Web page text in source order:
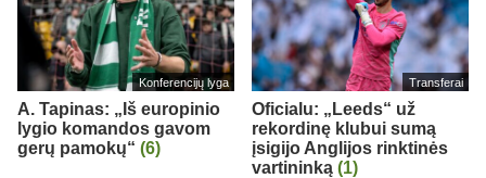
Konferencijų lyga
A. Tapinas: „Iš europinio
lygio komandos gavom
gerų pamokų“ (6)
Transferai
Oficialu: „Leeds“ už
rekordinę klubui sumą
įsigijo Anglijos rinktinės
vartininką (1)